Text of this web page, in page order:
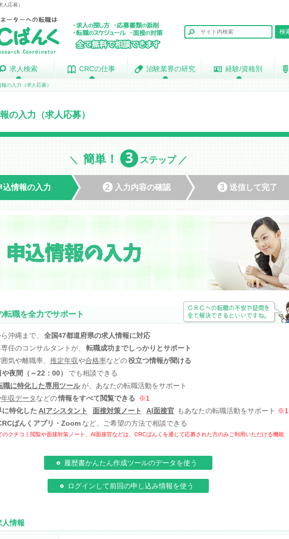
人応募）
求人検索
求人検索 CRCの仕事
CRCの仕事 治験業界の研究
治験業界の研究 経験/資格別
経験/資格別
の入力（求人応募）
の入力（求人応募）
＼簡単！ 3 ステップ ／
込情報の入力 2 入力内容の確認 3 送信して完了
転職を全力でサポート
沖縄まで、
全国47都道府県の求人情報に対応
任のコンサルタントが、
転職成功までしっかりとサポート
気や離職率、 推定年収や合格率などの役立つ情報が聞ける
夜間（～22：00）
でも相談できる
職に特化した専用ツール が、あなたの転職活動をサポート
年収データなどの情報をすべて閲覧できる
※1
に特化した AIアシスタント 面接対策ノート AI面接官 もあなたの転職活動をサポート ※1
ばんくアプリ・Zoom など、ご希望の方法で相談できる
クチコミ閲覧や面接対策ノート、AI面接官などは、 CRCばんくを通じて応募された方のみご利用いただける機能
履歴書かんたん作成ツールのデータを使う
ログインして前回の申し込み情報を使う
人情報